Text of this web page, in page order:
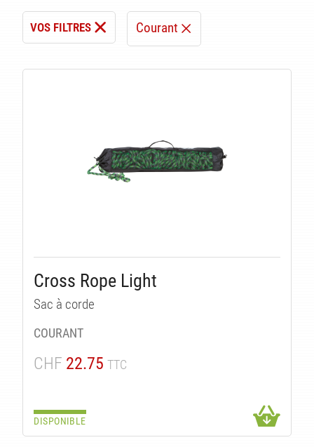
VOS FILTRES Courant
Cross Rope Light
Sac à corde
COURANT
CHF 22.75 TTC
DISPONIBLE